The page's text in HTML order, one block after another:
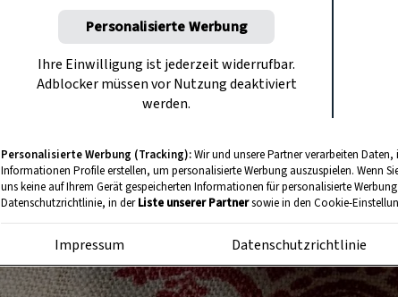
Personalisierte Werbung
Ihre Einwilligung ist jederzeit widerrufbar.
Adblocker müssen vor Nutzung deaktiviert
werden.
Personalisierte Werbung (Tracking):Wir und unsere Partner verarbeiten
Informationen Profile erstellen, um personalisierte Werbung auszuspielen. Wenn
uns keine auf Ihrem Gerät gespeicherten Informationen für personalisierte
Datenschutzrichtlinie, in derListe unserer Partnersowie in den Cookie-
Impressum Datenschutzrichtlinie